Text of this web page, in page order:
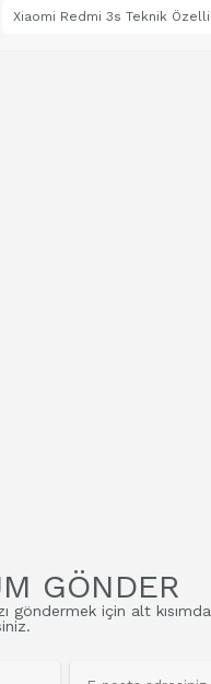
Xiaomi Redmi 3s Teknik
GÖNDER
göndermek için alt